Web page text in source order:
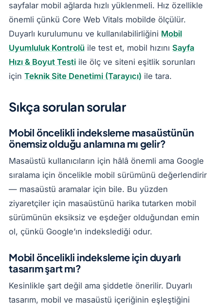
sayfalar mobil ağlarda hızlı yüklenmeli. Hız özellikle
önemli çünkü Core Web Vitals mobilde ölçülür.
Duyarlı kurulumunu ve kullanılabilirliğini Mobil
Uyumluluk Kontrolü ile test et, mobil hızını Sayfa
Hızı & Boyut Testi ile ölç ve siteni eşitlik sorunları
için Teknik Site Denetimi (Tarayıcı) ile tara.
Sıkça sorulan sorular
Mobil öncelikli indeksleme masaüstünün
önemsiz olduğu anlamına mı gelir?
Masaüstü kullanıcıların için hâlâ önemli ama Google
sıralama için öncelikle mobil sürümünü değerlendirir
— masaüstü aramalar için bile. Bu yüzden
ziyaretçiler için masaüstünü harika tutarken mobil
sürümünün eksiksiz ve eşdeğer olduğundan emin
ol, çünkü Google’ın indekslediği odur.
Mobil öncelikli indeksleme için duyarlı
tasarım şart mı?
Kesinlikle şart değil ama şiddetle önerilir. Duyarlı
tasarım, mobil ve masaüstü içeriğinin eşleştiğini